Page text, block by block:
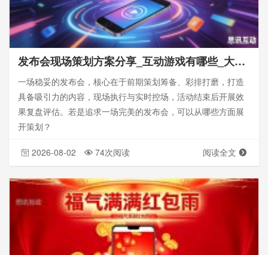
发布会现场策划方案分享_互动游戏有哪些_大屏互动
一场稳妥的发布会，核心在于前期策划筹备、彩排打磨，打造
具备吸引力的内容，现场执行与实时控场，活动结束后开展效
果复盘评估。若是追求一场完美的发布会，可以从哪些方面展
开策划？
2026-08-02 74次阅读 阅读全文